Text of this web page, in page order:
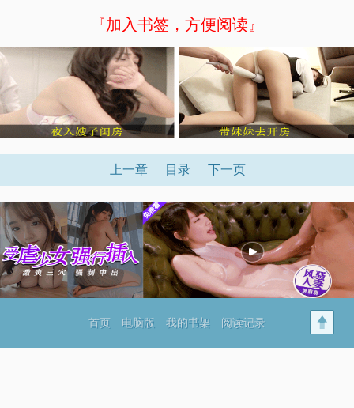
『加入书签，方便阅读』
上一章 目录 下一页
首页 电脑版 我的书架 阅读记录